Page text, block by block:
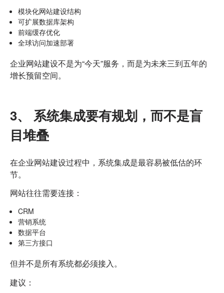
模块化网站建设结构
可扩展数据库架构
前端缓存优化
全球访问加速部署
企业网站建设不是为“今天”服务，而是为未来三到五年的
增长预留空间。
3、 系统集成要有规划，而不是盲
目堆叠
在企业网站建设过程中，系统集成是最容易被低估的环
节。
网站往往需要连接：
CRM
营销系统
数据平台
第三方接口
但并不是所有系统都必须接入。
建议：